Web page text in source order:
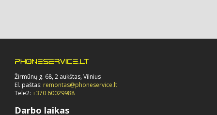
Žirmūnų g. 68, 2 aukštas, Vilnius
El. paštas: remontas@phoneservice.lt
Tele2: +370 60029988
Darbo laikas